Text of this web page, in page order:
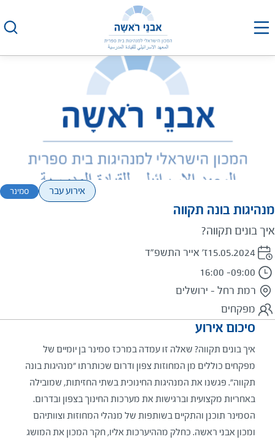
אירוע עבר סמינר
מנהיגות בונה תקווה
איך בונים תקווה?
15.05.2024ז' אייר התשפ"ד
09:00
- 16:00
רמת רחל - ירושלים
מפקחים
סיכום אירוע
איך בונים תקווה? שאלה זו עמדה במרכז סמינר בן יומיים של
מפקחים כוללים מן המחוזות צפון ודרום שכותרתו "מנהיגות בונה
תקווה". פגשנו את המנהיגות החינוכית בשתי החזיתות, שמובילה
באחריות מקצועית וברגישות את מערכות החינוך בצפון ובדרום.
הסמינר תוכנן והתקיים בשותפות של מנהלי המחוזות וצוותיהם
ומכון אבני ראשה. כחלק מההיערכות אליו, חקר המכון את המושג